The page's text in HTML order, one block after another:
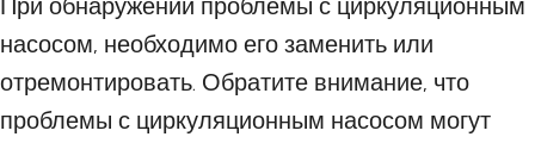
При обнаружении проблемы с циркуляционным
насосом, необходимо его заменить или
отремонтировать. Обратите внимание, что
проблемы с циркуляционным насосом могут